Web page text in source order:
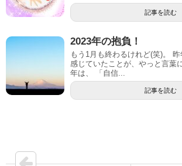
記事を読む
2023年の抱負！
もう1月も終わるけれど(笑)。
感じていたことが、やっと言葉
年は、 「自信...
記事を読む